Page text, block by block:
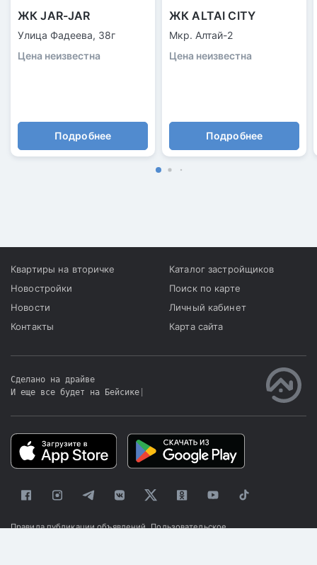
ЖК JAR-JAR
Улица Фадеева, 38г
Цена неизвестна
Подробнее
ЖК ALTAI CITY
Мкр. Алтай-2
Цена неизвестна
Подробнее
Квартиры на вторичке
Новостройки
Новости
Контакты
Каталог застройщиков
Поиск по карте
Личный кабинет
Карта сайта
Сделано на драйве
И еще все будет на Бейсике
Правила публикации объявлений Пользовательское